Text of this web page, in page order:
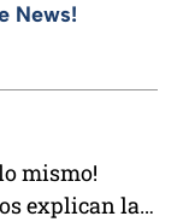
News!
mismo!
explican las